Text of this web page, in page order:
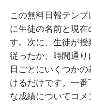
この無料日報テン
に生徒の名前と現
す。次に、生徒が
従ったか、時間通
日ごとにいくつか
けるだけです。一
な成績についてコ